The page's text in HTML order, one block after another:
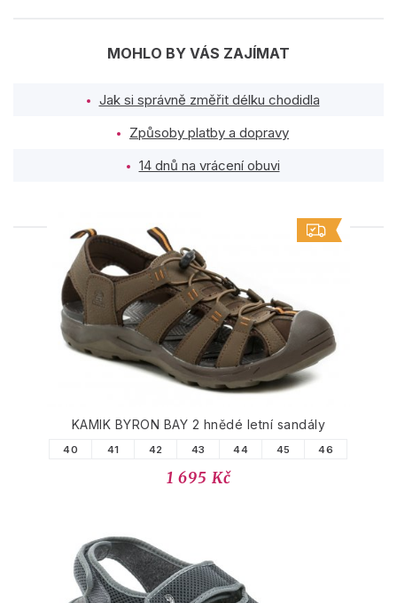
MOHLO BY VÁS ZAJÍMAT
Jak si správně změřit délku chodidla
Způsoby platby a dopravy
14 dnů na vrácení obuvi
PODOBNÉ PRODUKTY
KAMIK BYRON BAY 2 hnědé letní sandály
40 41 42 43 44 45 46
1 695 Kč